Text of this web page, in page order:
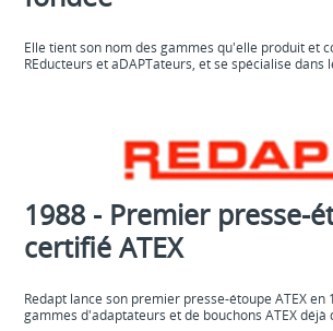
Elle tient son nom des gammes qu'elle produit et
REducteurs et aDAPTateurs, et se spécialise dans
1988 - Premier presse-
certifié ATEX
Redapt lance son premier presse-étoupe ATEX en
gammes d'adaptateurs et de bouchons ATEX déjà